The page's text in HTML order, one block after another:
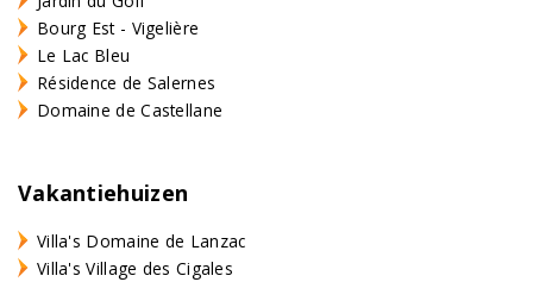
Bourg Est - Vigelière
Le Lac Bleu
Résidence de Salernes
Domaine de Castellane
Vakantiehuizen
Villa's Domaine de Lanzac
Villa's Village des Cigales